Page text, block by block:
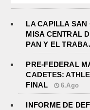
LA CAPILLA SAN
MISA CENTRAL
PAN Y EL
PRE-FEDERAL
CADETES:
FINAL
6.Ago
INFORME DE